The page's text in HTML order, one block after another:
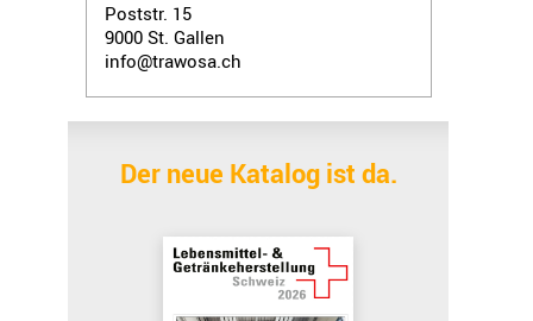
Poststr. 15
9000 St. Gallen
info@trawosa.ch
Der neue Katalog ist da.